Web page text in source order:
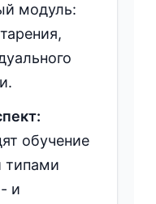
модуль:
обучение
типами
и